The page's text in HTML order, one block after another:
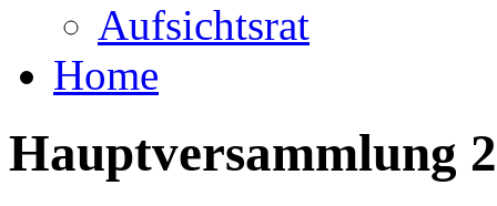
Aufsichtsrat
Home
Hauptversammlung